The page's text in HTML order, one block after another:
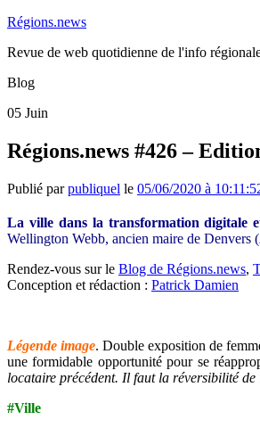
Régions.news
Revue de web quotidienne de l'info
Blog
05 Juin
Régions.news #426 –
Publié parpubliquel le 05/06/2020 à
La ville dans la transformation digitale
Wellington Webb, ancien maire de Denvers (
Rendez-vous sur le Blog de Régions.news,
Conception et rédaction : Patrick Damien
Légende image. Double exposition de
une formidable opportunité pour se
locataire précédent. Il faut la réversibilité de
#Ville